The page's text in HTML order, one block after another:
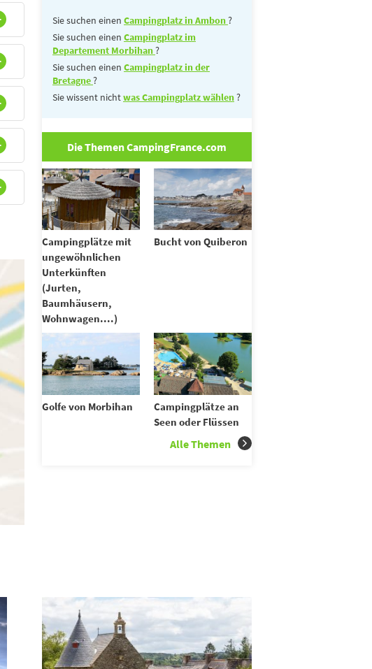
Sie suchen einen Campingplatz in Ambon?
Sie suchen einen Campingplatz im
Departement Morbihan?
Sie suchen einen Campingplatz in der
Bretagne?
Sie wissent nichtwas Campingplatz wählen?
Die Themen CampingFrance.com
Campingplätze mit
ungewöhnlichen
Unterkünften
(Jurten,
Baumhäusern,
Wohnwagen....)
Bucht von Quiberon
Golfe von Morbihan
Campingplätze an
Seen oder Flüssen
Alle Themen